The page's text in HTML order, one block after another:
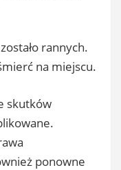
rannych.
na miejscu.
skutków
ponowne